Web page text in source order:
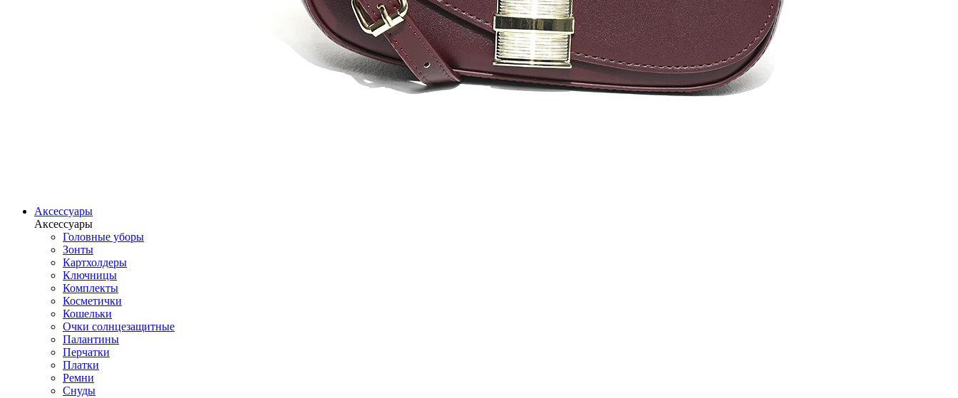
Аксессуары
Аксессуары
Головные уборы
Зонты
Картхолдеры
Ключницы
Комплекты
Косметички
Кошельки
Очки солнцезащитные
Палантины
Перчатки
Платки
Ремни
Снуды